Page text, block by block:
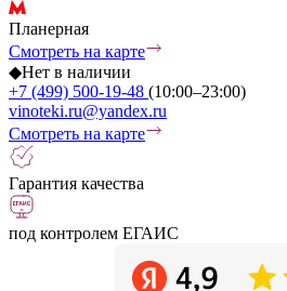
Планерная
Смотреть на карте
◆Нет в наличии
+7 (499) 500-19-48 (10:00–23:00)
vinoteki.ru@yandex.ru
Смотреть на карте
Гарантия качества
под контролем ЕГАИС